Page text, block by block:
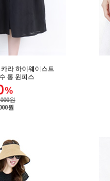
라 하이웨이스트
롱 원피스
원
원